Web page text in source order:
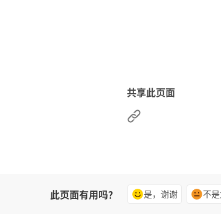
共享此页面
此页面有用吗？ 是，谢谢 不